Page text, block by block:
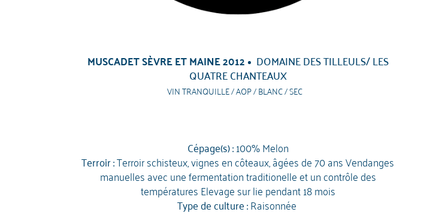
MUSCADET SÈVRE ET MAINE 2012 DOMAINE DES TILLEULS/ LES
QUATRE CHANTEAUX
VIN TRANQUILLE / AOP / BLANC / SEC
Cépage(s) :100% Melon
Terroir :Terroir schisteux, vignes en côteaux, âgées de 70 ans Vendanges
manuelles avec une fermentation traditionelle et un contrôle des
températures Elevage sur lie pendant 18 mois
Type de culture :Raisonnée